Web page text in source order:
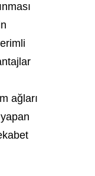
ağları